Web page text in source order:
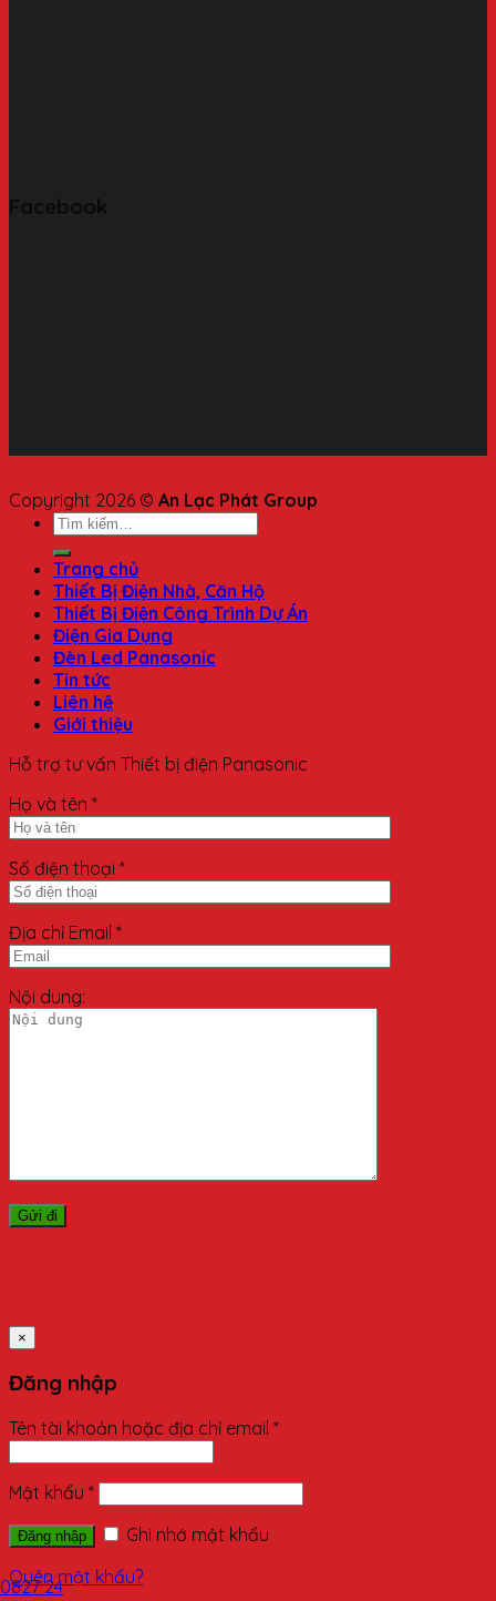
0827 24
Copyright 2026 © An Lạc Phát Group
Trang chủ
Thiết Bị Điện Nhà, Căn Hộ
Thiết Bị Điện Công Trình Dự Án
Điện Gia Dụng
Đèn Led Panasonic
Tin tức
Liên hệ
Giới thiệu
Hỗ trợ tư vấn Thiết bị điện Panasonic
Họ và tên *
Số điện thoại *
Địa chỉ Email *
Nội dung:
×
Đăng nhập
Tên tài khoản hoặc địa chỉ email *
Mật khẩu *
Đăng nhập
Ghi nhớ mật khẩu
Quên mật khẩu?